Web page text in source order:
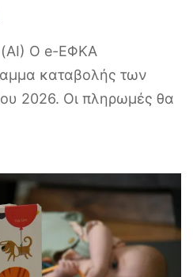
(AI) Ο e-ΕΦΚΑ
καταβολής των
2026. Οι πληρωμές θα